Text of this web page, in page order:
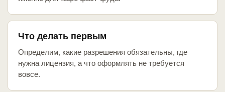
Что делать первым
Определим, какие разрешения обязательны, где
нужна лицензия, а что оформлять не требуется
вовсе.